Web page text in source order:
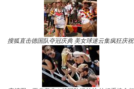
搜狐直击德国队夺冠庆典 美女球迷云集疯狂庆祝